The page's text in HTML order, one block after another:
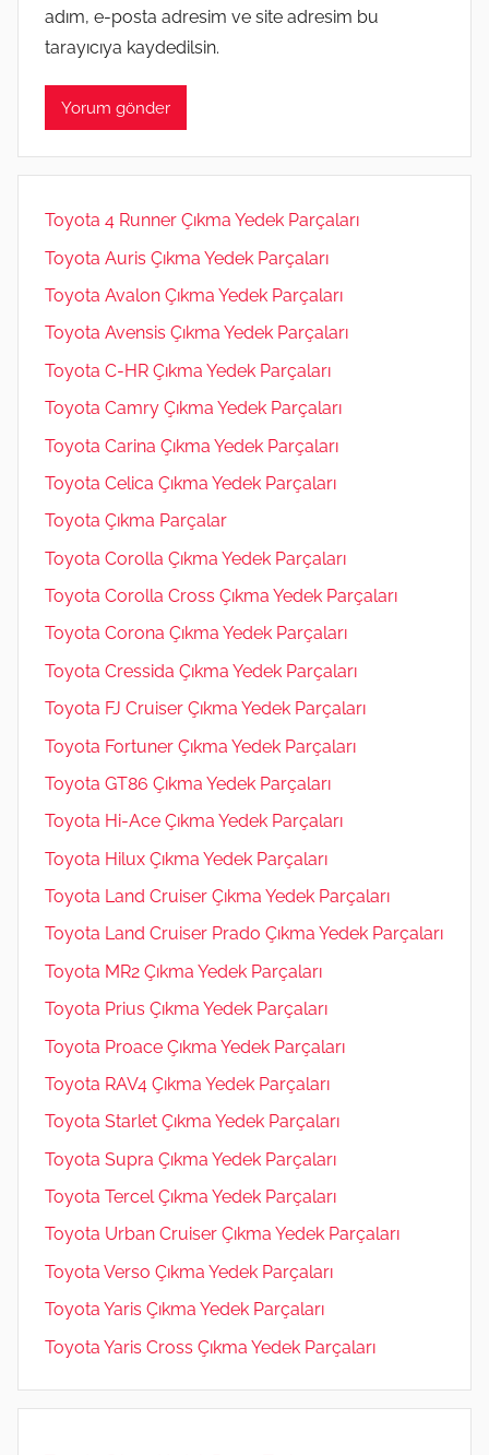
adım, e-posta adresim ve site adresim bu
tarayıcıya kaydedilsin.
Toyota 4 Runner Çıkma Yedek Parçaları
Toyota Auris Çıkma Yedek Parçaları
Toyota Avalon Çıkma Yedek Parçaları
Toyota Avensis Çıkma Yedek Parçaları
Toyota C-HR Çıkma Yedek Parçaları
Toyota Camry Çıkma Yedek Parçaları
Toyota Carina Çıkma Yedek Parçaları
Toyota Celica Çıkma Yedek Parçaları
Toyota Çıkma Parçalar
Toyota Corolla Çıkma Yedek Parçaları
Toyota Corolla Cross Çıkma Yedek Parçaları
Toyota Corona Çıkma Yedek Parçaları
Toyota Cressida Çıkma Yedek Parçaları
Toyota FJ Cruiser Çıkma Yedek Parçaları
Toyota Fortuner Çıkma Yedek Parçaları
Toyota GT86 Çıkma Yedek Parçaları
Toyota Hi-Ace Çıkma Yedek Parçaları
Toyota Hilux Çıkma Yedek Parçaları
Toyota Land Cruiser Çıkma Yedek Parçaları
Toyota Land Cruiser Prado Çıkma Yedek Parçaları
Toyota MR2 Çıkma Yedek Parçaları
Toyota Prius Çıkma Yedek Parçaları
Toyota Proace Çıkma Yedek Parçaları
Toyota RAV4 Çıkma Yedek Parçaları
Toyota Starlet Çıkma Yedek Parçaları
Toyota Supra Çıkma Yedek Parçaları
Toyota Tercel Çıkma Yedek Parçaları
Toyota Urban Cruiser Çıkma Yedek Parçaları
Toyota Verso Çıkma Yedek Parçaları
Toyota Yaris Çıkma Yedek Parçaları
Toyota Yaris Cross Çıkma Yedek Parçaları